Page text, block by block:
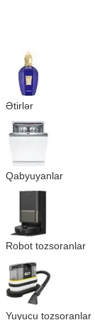
Ətirlər
Qabyuyanlar
Robot tozsoranlar
Yuyucu tozsoranlar